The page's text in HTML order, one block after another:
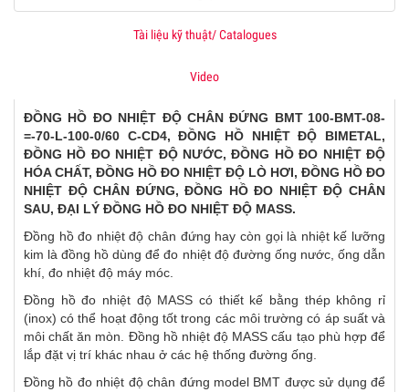
Tài liệu kỹ thuật/ Catalogues
Video
ĐỒNG HỒ ĐO NHIỆT ĐỘ CHÂN ĐỨNG BMT 100-BMT-08-
=-70-L-100-0/60 C-CD4, ĐỒNG HỒ NHIỆT ĐỘ BIMETAL,
ĐỒNG HỒ ĐO NHIỆT ĐỘ NƯỚC, ĐỒNG HỒ ĐO NHIỆT ĐỘ
HÓA CHẤT, ĐỒNG HỒ ĐO NHIỆT ĐỘ LÒ HƠI, ĐỒNG HỒ ĐO
NHIỆT ĐỘ CHÂN ĐỨNG, ĐỒNG HỒ ĐO NHIỆT ĐỘ CHÂN
SAU, ĐẠI LÝ ĐỒNG HỒ ĐO NHIỆT ĐỘ MASS.
Đồng hồ đo nhiệt độ chân đứng hay còn gọi là nhiệt kế lưỡng
kim là đồng hồ dùng để đo nhiệt độ đường ống nước, ống dẫn
khí, đo nhiệt độ máy móc.
Đồng hồ đo nhiệt độ MASS có thiết kế bằng thép không rỉ
(inox) có thể hoạt động tốt trong các môi trường có áp suất và
môi chất ăn mòn. Đồng hồ nhiệt độ MASS cấu tạo phù hợp để
lắp đặt vị trí khác nhau ở các hệ thống đường ống.
Đồng hồ đo nhiệt độ chân đứng model BMT được sử dụng để